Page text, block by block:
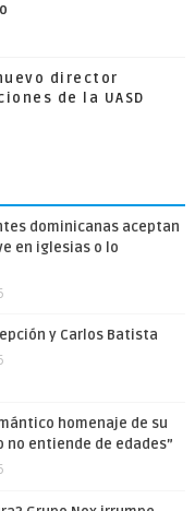
director
de la UASD
dominicanas aceptan
en iglesias o lo
y Carlos Batista
homenaje de su
no entiende de edades”